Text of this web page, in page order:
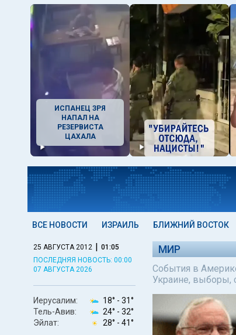
ИСПАНЕЦ ЗРЯ
НАПАЛ НА
РЕЗЕРВИСТА
ЦАХАЛА
ВСЕ НОВОСТИ ИЗРАИЛЬ БЛИЖНИЙ ВОСТОК
25 АВГУСТА 2012 | 01:05
ПОСЛЕДНЯЯ НОВОСТЬ: 00:00
07 АВГУСТА 2026
Иерусалим: 18° - 31°
Тель-Авив:
24° - 32°
Эйлат:
28° - 41°
МИР
События в
Украине, выборы,